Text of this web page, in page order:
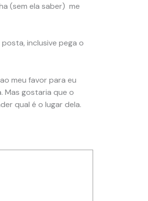
(sem ela saber) me
inclusive pega o
meu favor para eu
Mas gostaria que o
qual é o lugar dela.